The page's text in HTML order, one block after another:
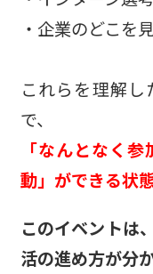
・企業のどこを
これらを理解
で、
「なんとなく
動」ができる状
このイベントは
活の進め方が分